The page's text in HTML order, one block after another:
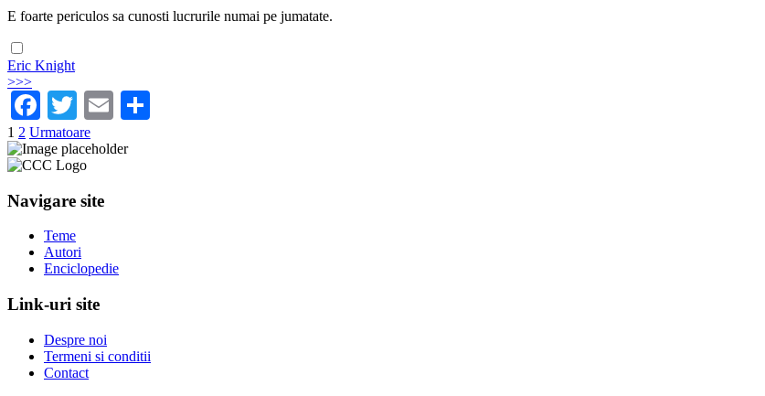
E foarte periculos sa cunosti lucrurile numai pe jumatate.
Eric Knight
>>>
Facebook
TwitterEmail
1 2 Urmatoare
Navigare site
Teme
Autori
Enciclopedie
Link-uri site
Despre noi
Termeni si conditii
Contact